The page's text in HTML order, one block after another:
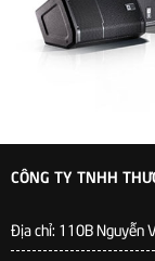
CÔNG TY TNHH
Địa chỉ: 110B Nguyễn